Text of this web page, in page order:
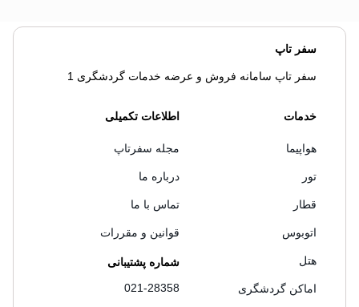
سفر تاپ
سفر تاپ سامانه فروش و عرضه خدمات گردشگری 1
خدمات
هواپیما
تور
قطار
اتوبوس
هتل
اماکن گردشگری
اطلاعات تکمیلی
مجله سفرتاپ
درباره ما
تماس با ما
قوانین و مقررات
شماره پشتیبانی
021-28358